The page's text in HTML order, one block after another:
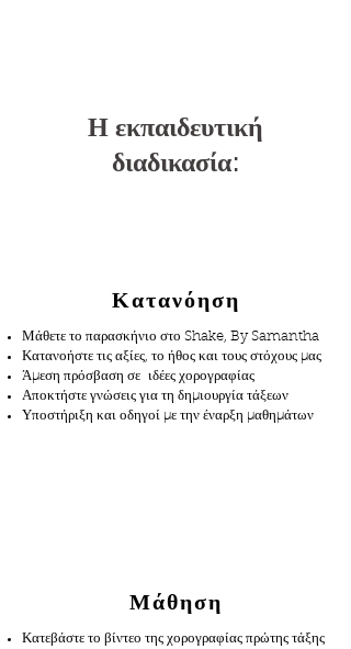
Κατανόηση
Μάθετε το παρασκήνιο στο Shake, By Samantha
Κατανοήστε τις αξίες, το ήθος και τους στόχους μας
Άμεση πρόσβαση σε ιδέες χορογραφίας
Αποκτήστε γνώσεις για τη δημιουργία τάξεων
Υποστήριξη και οδηγοί με την έναρξη μαθημάτων
Μάθηση
Κατεβάστε το βίντεο της χορογραφίας πρώτης τάξης
Η εκπαιδευτική
διαδικασία: